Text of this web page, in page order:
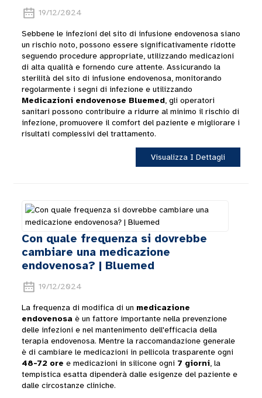
19/12/2024
Sebbene le infezioni del sito di infusione endovenosa siano
un rischio noto, possono essere significativamente ridotte
seguendo procedure appropriate, utilizzando medicazioni
di alta qualità e fornendo cure attente. Assicurando la
sterilità del sito di infusione endovenosa, monitorando
regolarmente i segni di infezione e utilizzando
Medicazioni endovenose Bluemed, gli operatori
sanitari possono contribuire a ridurre al minimo il rischio di
infezione, promuovere il comfort del paziente e migliorare i
risultati complessivi del trattamento.
Visualizza I Dettagli
Con quale frequenza si dovrebbe
cambiare una medicazione
endovenosa? | Bluemed
19/12/2024
La frequenza di modifica di un medicazione
endovenosaè un fattore importante nella prevenzione
delle infezioni e nel mantenimento dell'efficacia della
terapia endovenosa. Mentre la raccomandazione generale
è di cambiare le medicazioni in pellicola trasparente ogni
48-72 ore e medicazioni in silicone ogni 7 giorni, la
tempistica esatta dipenderà dalle esigenze del paziente e
dalle circostanze cliniche.